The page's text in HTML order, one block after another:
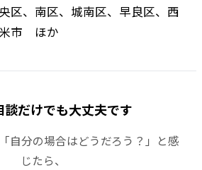
区、南区、城南区、早良区、西
米市 ほか
談だけでも大丈夫です
自分の場合はどうだろう？」と感
じたら、